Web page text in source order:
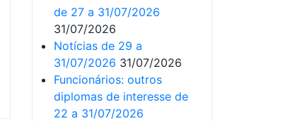
de 27 a 31/07/2026
31/07/2026
Notícias de 29 a
31/07/2026 31/07/2026
Funcionários: outros
diplomas de interesse de
22 a 31/07/2026